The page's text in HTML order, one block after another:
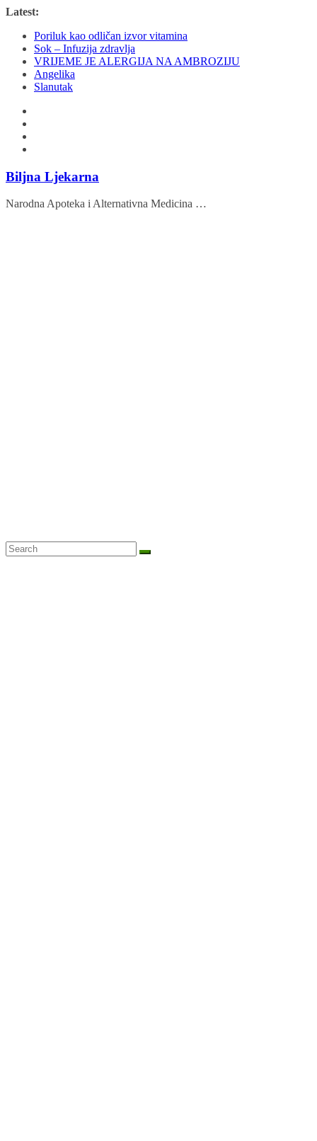
Skip
content
Latest:
Poriluk kao odličan izvor vitamina
Sok – Infuzija zdravlja
VRIJEME JE ALERGIJA NA AMBROZIJU
Angelika
Slanutak
Biljna Ljekarna
Narodna Apoteka i Alternativna Medicina …